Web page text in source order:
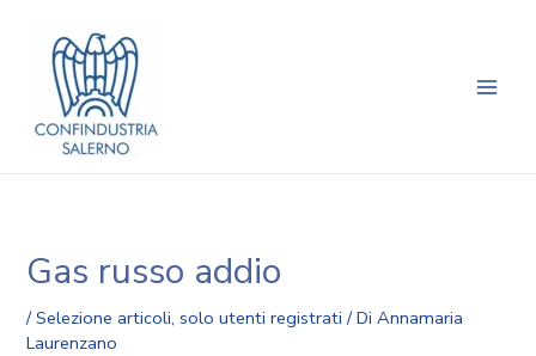
contenuto
Gas russo addio
/Selezione articoli,solo utenti registrati / DiAnnamaria
Laurenzano
articoli